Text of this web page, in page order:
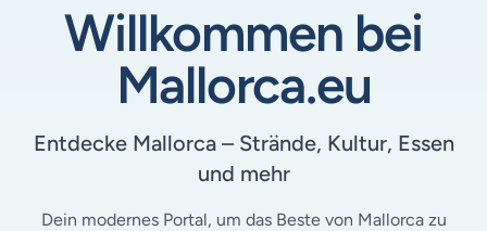
Willkommen bei
Mallorca.eu
Entdecke Mallorca – Strände, Kultur, Essen
und mehr
Dein modernes Portal, um das Beste von Mallorca zu